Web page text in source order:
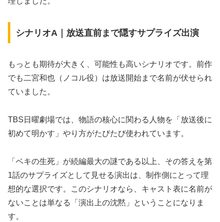
シナリオA｜放送直前まで隠すサプライズ出演
もっとも期待が大きく、可能性も高いシナリオです。前作
でも二宮和也（ノコル役）は放送開始まで名前が伏せられ
ていました。
TBS日曜劇場では、物語の核心に関わる人物を「放送後に
初めて明かす」やり方がたびたび使われています。
「ベキの生死」が続編最大の謎である以上、その答えを第
1話のサプライズとして見せる演出は、制作側にとって理
想的な選択です。このシナリオなら、キャスト表に名前が
ないことは単なる「演出上の沈黙」ということになりま
す。